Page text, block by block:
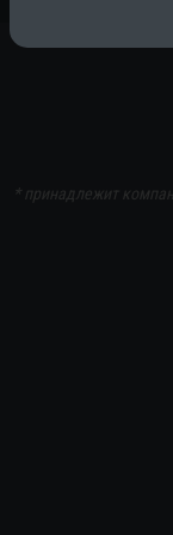
* принадлежит